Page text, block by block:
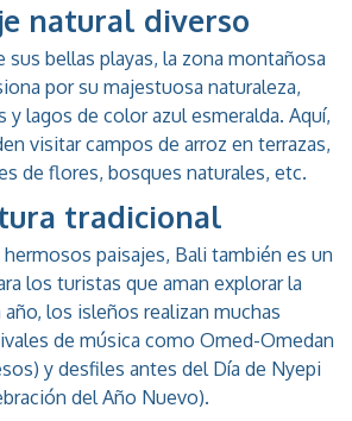
natural diverso
sus bellas playas, la zona montañosa
por su majestuosa naturaleza,
y lagos de color azul esmeralda. Aquí,
visitar campos de arroz en terrazas,
de flores, bosques naturales, etc.
tradicional
paisajes, Bali también es un
los turistas que aman explorar la
año, los isleños realizan muchas
de música como Omed-Omedan
y desfiles antes del Día de Nyepi
del Año Nuevo).